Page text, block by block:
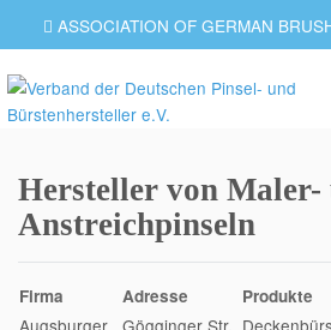
ASSOCIATION OF GERMAN
Hersteller von Maler-
Anstreichpinseln
Firma Adresse Produkte